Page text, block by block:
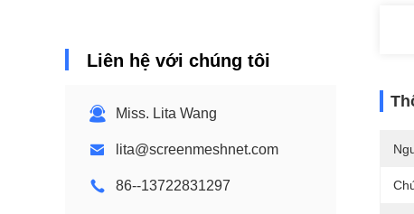
Liên hệ với chúng tôi
Miss. Lita Wang
lita@screenmeshnet.com
86--13722831297